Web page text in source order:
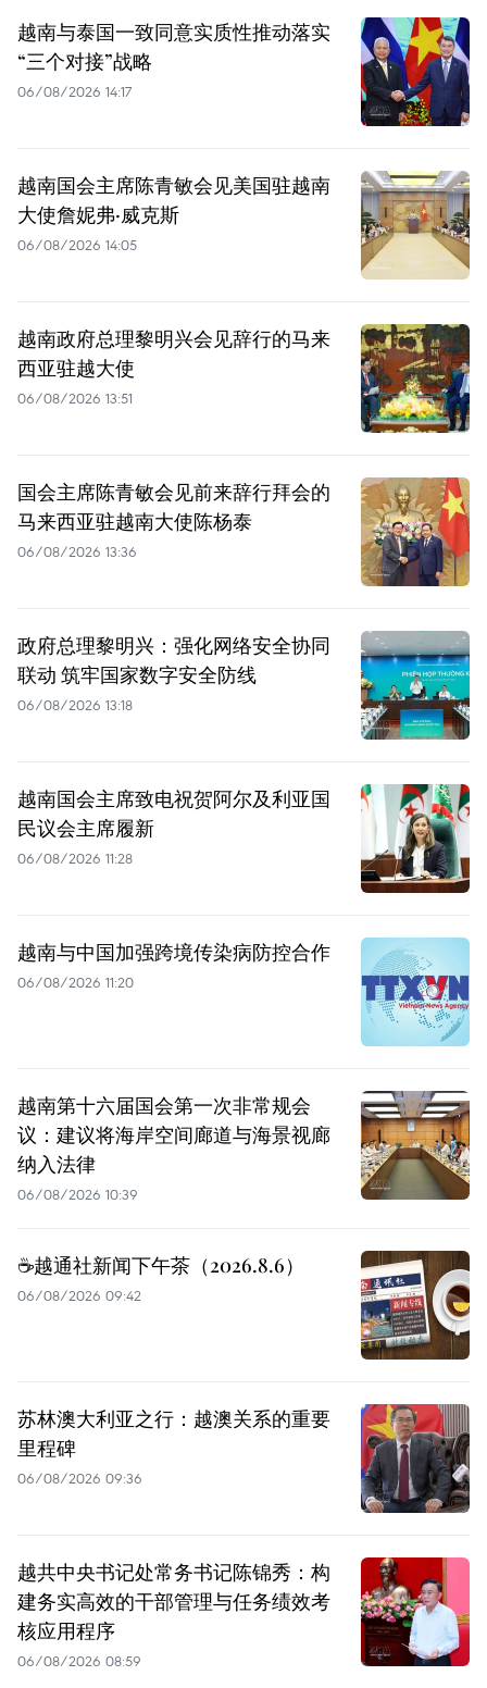
越南与泰国一致同意实质性推动落实
“三个对接”战略
06/08/2026 14:17
越南国会主席陈青敏会见美国驻越南
大使詹妮弗·威克斯
06/08/2026 14:05
越南政府总理黎明兴会见辞行的马来
西亚驻越大使
06/08/2026 13:51
国会主席陈青敏会见前来辞行拜会的
马来西亚驻越南大使陈杨泰
06/08/2026 13:36
政府总理黎明兴：强化网络安全协同
联动 筑牢国家数字安全防线
06/08/2026 13:18
越南国会主席致电祝贺阿尔及利亚国
民议会主席履新
06/08/2026 11:28
越南与中国加强跨境传染病防控合作
06/08/2026 11:20
越南第十六届国会第一次非常规会
议：建议将海岸空间廊道与海景视廊
纳入法律
06/08/2026 10:39
☕️越通社新闻下午茶（2026.8.6）
06/08/2026 09:42
苏林澳大利亚之行：越澳关系的重要
里程碑
06/08/2026 09:36
越共中央书记处常务书记陈锦秀：构
建务实高效的干部管理与任务绩效考
核应用程序
06/08/2026 08:59